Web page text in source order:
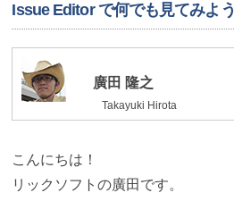
Issue Editor で何でも見てみよう
廣田 隆之
Takayuki Hirota
こんにちは！
リックソフトの廣田です。